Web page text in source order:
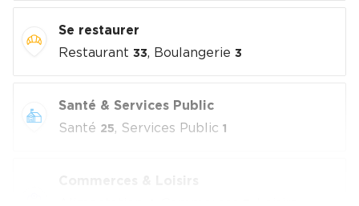
Se restaurer
Restaurant 33, Boulangerie 3
Santé & Services Public
Santé 25, Services Public 1